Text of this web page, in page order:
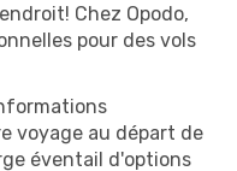
Chez Opodo,
pour des vols
voyage au départ de
éventail d'options